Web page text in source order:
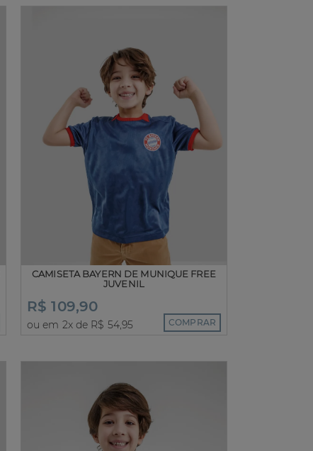
CAMISETA BAYERN DE MUNIQUE FREE
JUVENIL
R$ 109,90
ou em 2x de R$ 54,95 COMPRAR